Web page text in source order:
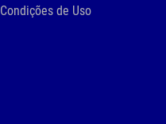
Condições de Uso